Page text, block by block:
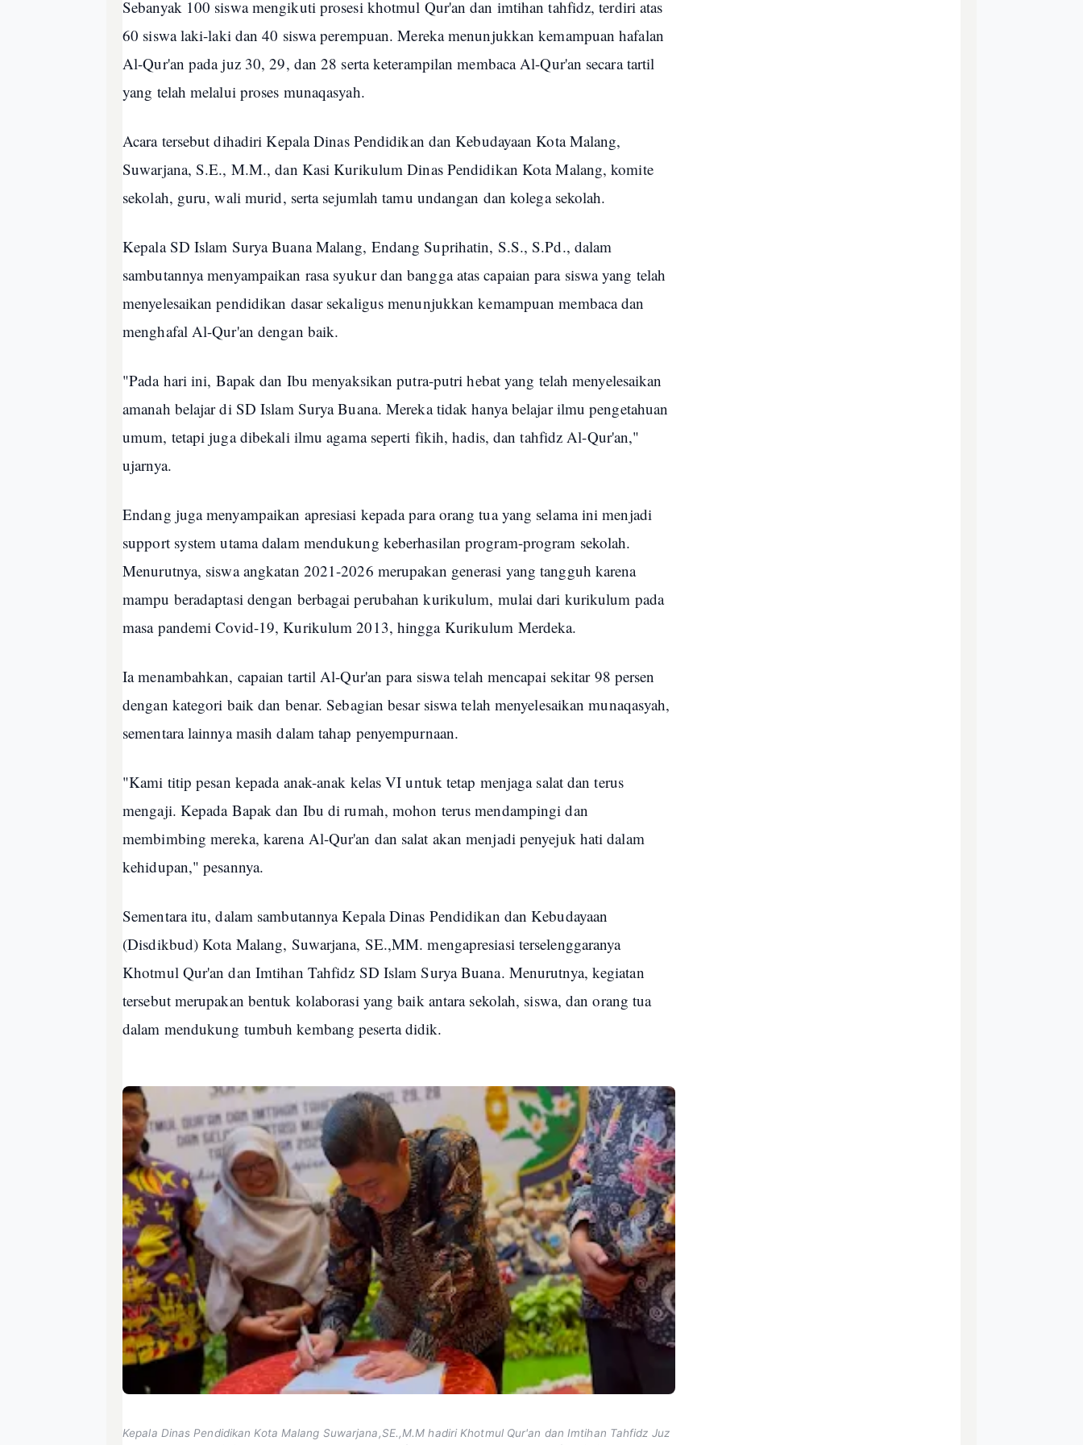
Sebanyak 100 siswa mengikuti prosesi khotmul Qur'an dan imtihan tahfidz, terdiri atas
60 siswa laki-laki dan 40 siswa perempuan. Mereka menunjukkan kemampuan hafalan
Al-Qur'an pada juz 30, 29, dan 28 serta keterampilan membaca Al-Qur'an secara tartil
yang telah melalui proses munaqasyah.
Acara tersebut dihadiri Kepala Dinas Pendidikan dan Kebudayaan Kota Malang,
Suwarjana, S.E., M.M., dan Kasi Kurikulum Dinas Pendidikan Kota Malang, komite
sekolah, guru, wali murid, serta sejumlah tamu undangan dan kolega sekolah.
Kepala SD Islam Surya Buana Malang, Endang Suprihatin, S.S., S.Pd., dalam
sambutannya menyampaikan rasa syukur dan bangga atas capaian para siswa yang telah
menyelesaikan pendidikan dasar sekaligus menunjukkan kemampuan membaca dan
menghafal Al-Qur'an dengan baik.
"Pada hari ini, Bapak dan Ibu menyaksikan putra-putri hebat yang telah menyelesaikan
amanah belajar di SD Islam Surya Buana. Mereka tidak hanya belajar ilmu pengetahuan
umum, tetapi juga dibekali ilmu agama seperti fikih, hadis, dan tahfidz Al-Qur'an,"
ujarnya.
Endang juga menyampaikan apresiasi kepada para orang tua yang selama ini menjadi
support system utama dalam mendukung keberhasilan program-program sekolah.
Menurutnya, siswa angkatan 2021-2026 merupakan generasi yang tangguh karena
mampu beradaptasi dengan berbagai perubahan kurikulum, mulai dari kurikulum pada
masa pandemi Covid-19, Kurikulum 2013, hingga Kurikulum Merdeka.
Ia menambahkan, capaian tartil Al-Qur'an para siswa telah mencapai sekitar 98 persen
dengan kategori baik dan benar. Sebagian besar siswa telah menyelesaikan munaqasyah,
sementara lainnya masih dalam tahap penyempurnaan.
"Kami titip pesan kepada anak-anak kelas VI untuk tetap menjaga salat dan terus
mengaji. Kepada Bapak dan Ibu di rumah, mohon terus mendampingi dan
membimbing mereka, karena Al-Qur'an dan salat akan menjadi penyejuk hati dalam
kehidupan," pesannya.
Sementara itu, dalam sambutannya Kepala Dinas Pendidikan dan Kebudayaan
(Disdikbud) Kota Malang, Suwarjana, SE.,MM. mengapresiasi terselenggaranya
Khotmul Qur'an dan Imtihan Tahfidz SD Islam Surya Buana. Menurutnya, kegiatan
tersebut merupakan bentuk kolaborasi yang baik antara sekolah, siswa, dan orang tua
dalam mendukung tumbuh kembang peserta didik.
Kepala Dinas Pendidikan Kota Malang Suwarjana,SE.,M.M hadiri Khotmul Qur'an dan Imtihan Tahfidz Juz